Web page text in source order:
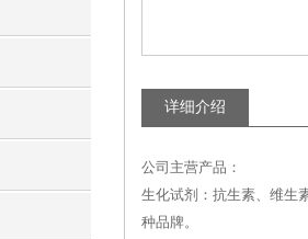
详细介绍
公司主营产品：
生化试剂：抗生素、维生
种品牌。